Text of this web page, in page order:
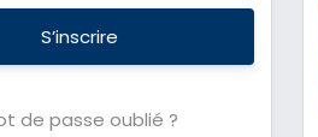
S’inscrire
de passe oublié ?